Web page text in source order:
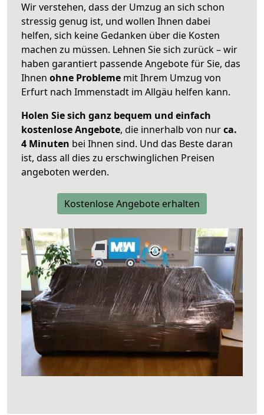
Wir verstehen, dass der Umzug an sich schon
stressig genug ist, und wollen Ihnen dabei
helfen, sich keine Gedanken über die Kosten
machen zu müssen. Lehnen Sie sich zurück – wir
haben garantiert passende Angebote für Sie, das
Ihnen ohne Probleme mit Ihrem Umzug von
Erfurt nach Immenstadt im Allgäu helfen kann.
Holen Sie sich ganz bequem und einfach
kostenlose Angebote, die innerhalb von nurca.
4 Minuten bei Ihnen sind. Und das Beste daran
ist, dass all dies zu erschwinglichen Preisen
angeboten werden.
Kostenlose Angebote erhalten